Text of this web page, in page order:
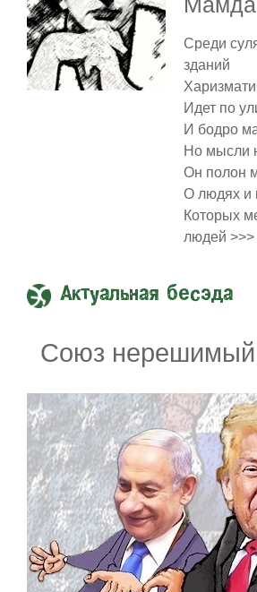
Среди
зданий
Идет по
И бодро
Но мысли
Он полон
О людях и
Которых
людей >>>
Актуальная бесэда
Союз нерешимый